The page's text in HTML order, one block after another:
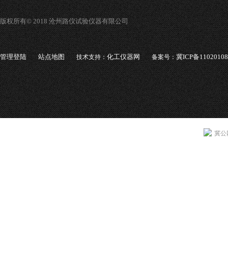
版权所有© 2018 沧州路仪试验仪器有限公司
管理登陆 站点地图 技术支持：化工仪器网 备案号：冀ICP备
冀公